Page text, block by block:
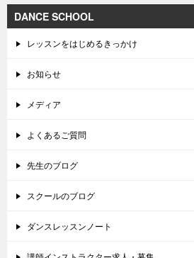
DANCE SCHOOL
レッスンをはじめるきっかけ
お知らせ
メディア
よくあるご質問
先生のブログ
スクールのブログ
ダンスレッスンノート